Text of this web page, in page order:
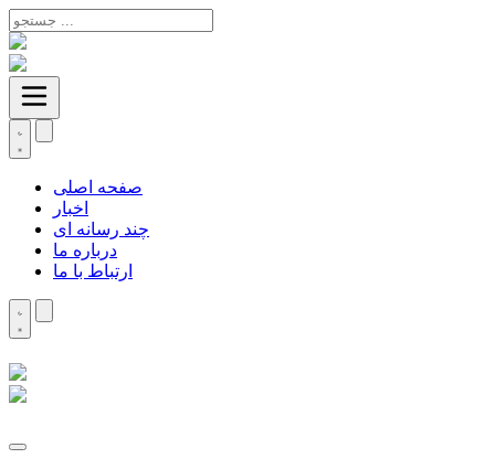
صفحه اصلی
اخبار
چند رسانه ای
درباره ما
ارتباط با ما